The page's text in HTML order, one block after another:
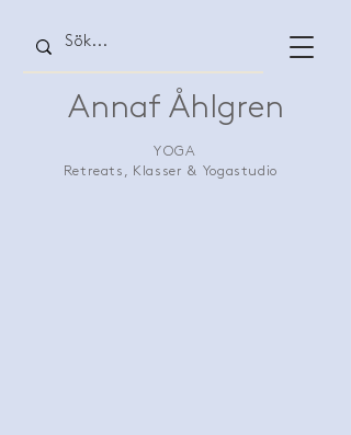
Annaf Åhlgren
YOGA
Retreats, Klasser & Yogastudio